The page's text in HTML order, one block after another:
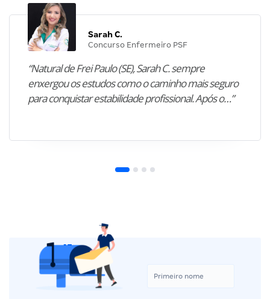
Sarah C.
Concurso Enfermeiro PSF
“Natural de Frei Paulo (SE), Sarah C. sempre
enxergou os estudos como o caminho mais seguro
para conquistar estabilidade profissional. Após o…”